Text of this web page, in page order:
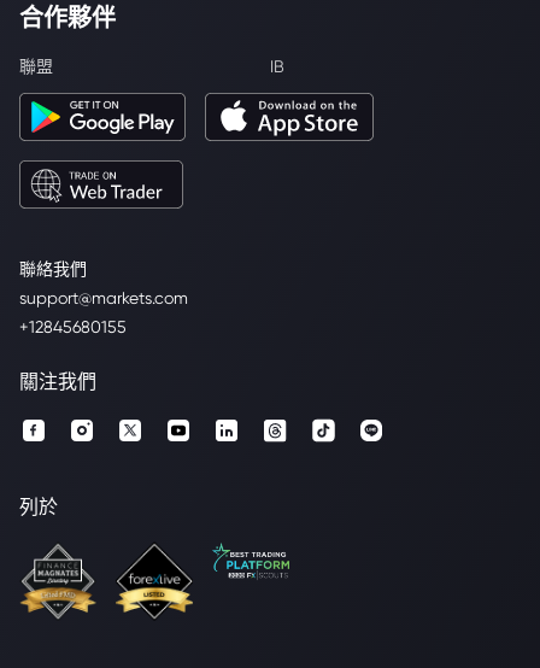
聯絡我們
support@markets.com
+12845680155
合作夥伴
聯盟 IB
關注我們
列於